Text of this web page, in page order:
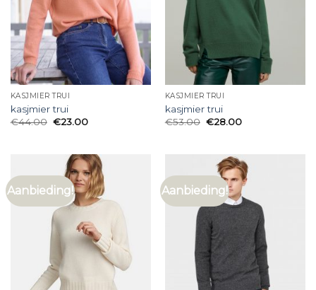
KASJMIER TRUI
kasjmier trui
€44.00 €23.00
KASJMIER TRUI
kasjmier trui
€53.00 €28.00
Aanbieding! Aanbieding!